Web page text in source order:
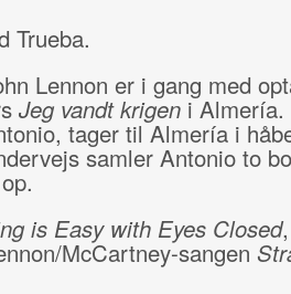
Trueba.
Lennon er i gang med
Jeg vandt krigeni Almería.
tager til Almería i
samler Antonio to
is Easy with Eyes Closed
McCartney-sangen